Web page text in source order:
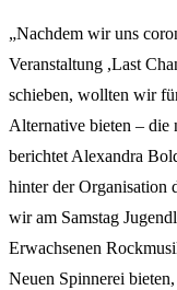
„Nachdem wir uns
Veranstaltung ,Last
schieben, wollten wir
Alternative bieten – die
berichtet Alexandra
hinter der Organisation
wir am Samstag
Erwachsenen
Neuen Spinnerei